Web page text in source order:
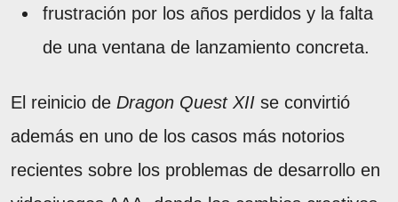
frustración por los años perdidos y la falta
de una ventana de lanzamiento concreta.
El reinicio de Dragon Quest XII se convirtió
además en uno de los casos más notorios
recientes sobre los problemas de desarrollo en